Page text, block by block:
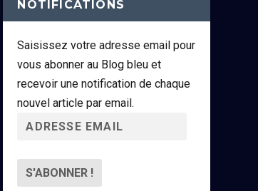
NOTIFICATIONS
Saisissez votre adresse email pour
vous abonner au Blog bleu et
recevoir une notification de chaque
nouvel article par email.
r